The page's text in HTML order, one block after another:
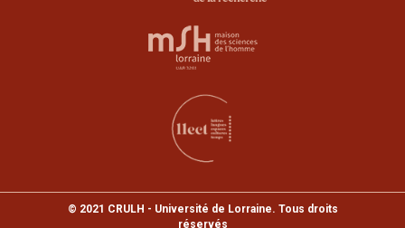
© 2021 CRULH - Université de Lorraine. Tous droits
réservés